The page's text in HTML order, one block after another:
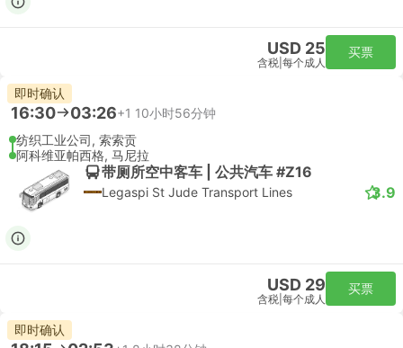
USD 25
含税 每个成人
买票
即时确认
16:30 03:26+1 10小时56分钟
纺织工业公司, 索索贡
阿科维亚帕西格, 马尼拉
带厕所空中客车 | 公共汽车 #Z16
Legaspi St Jude Transport Lines 3.9
USD 29
含税 每个成人
买票
即时确认